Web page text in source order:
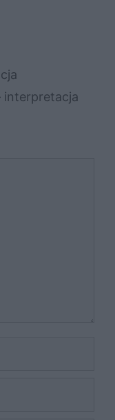
interpretacja